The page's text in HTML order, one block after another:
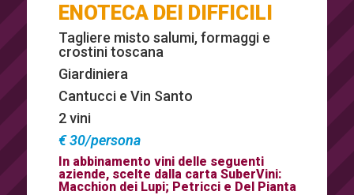
ENOTECA DEI DIFFICILI
Tagliere misto salumi, formaggi e
crostini toscana
Giardiniera
Cantucci e Vin Santo
2 vini
€ 30/persona
In abbinamento vini delle seguenti
aziende, scelte dalla carta SuberVini:
Macchion dei Lupi; Petricci e Del Pianta